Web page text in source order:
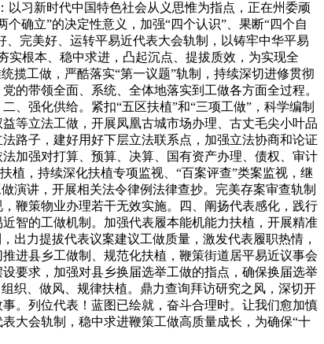
习新时代中国特色社会从义思惟为指点，正在州委顽
确立”的决定性意义，加强“四个认识”、果断“四个自
完美好、运转平易近代表大会轨制，以铸牢中华平易
实根本、稳中求进，凸起沉点、提拔质效，为实现全
揽工做，严酷落实“第一议题”轨制，持续深切进修贯彻
的带领全面、系统、全体地落实到工做各方面全过程。
强化供给。紧扣“五区扶植”和“三项工做”，科学编制
等立法工做，开展凤凰古城市场办理、古丈毛尖小叶品
路子，建好用好下层立法联系点，加强立法协商和论证
加强对打算、预算、决算、国有资产办理、债权、审计
植，持续深化扶植专项监视、“百案评查”类案监视，继
演讲，开展相关法令律例法律查抄。完美存案审查轨制
鞭策物业办理若干无效实施。四、阐扬代表感化，践行
智的工做机制。加强代表履本能机能力扶植，开展精准
出力提拔代表议案建议工做质量，激发代表履职热情，
进县乡工做制、规范化扶植，鞭策街道居平易近议事会
要求，加强对县乡换届选举工做的指点，确保换届选举
织、做风、规律扶植。鼎力查询拜访研究之风，深切开
。列位代表！蓝图已绘就，奋斗合理时。让我们愈加慎
大会轨制，稳中求进鞭策工做高质量成长，为确保“十